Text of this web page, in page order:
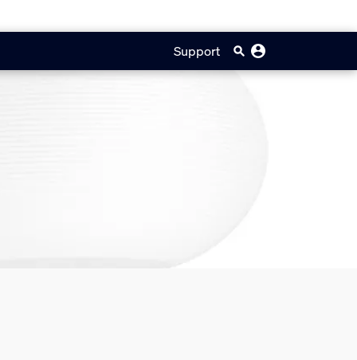
Support